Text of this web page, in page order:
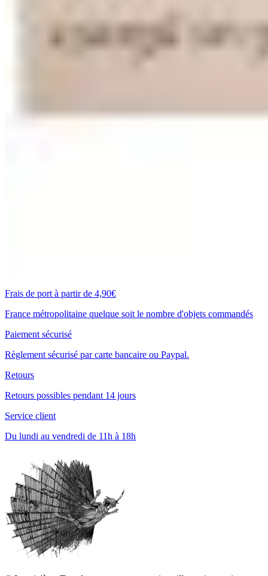
Frais de port à partir de 4,90€
France métropolitaine quelque soit le nombre d'objets commandés
Paiement sécurisé
Règlement sécurisé par carte bancaire ou Paypal.
Retours
Retours possibles pendant 14 jours
Service client
Du lundi au vendredi de 11h à 18h